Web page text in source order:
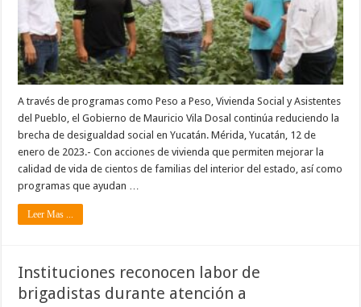
A través de programas como Peso a Peso, Vivienda Social y Asistentes
del Pueblo, el Gobierno de Mauricio Vila Dosal continúa reduciendo la
brecha de desigualdad social en Yucatán. Mérida, Yucatán, 12 de
enero de 2023.- Con acciones de vivienda que permiten mejorar la
calidad de vida de cientos de familias del interior del estado, así como
programas que ayudan …
Leer Mas ...
Instituciones reconocen labor de
brigadistas durante atención a